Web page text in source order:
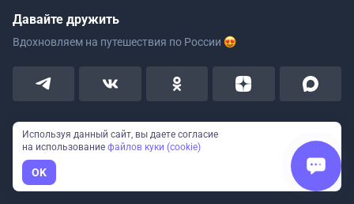
Давайте дружить
Вдохновляем на путешествия по России
Пользовательское соглашение
Политика конфиденциальности
Используя данный сайт, вы даете согласие
на использование файлов куки (cookie)
OK